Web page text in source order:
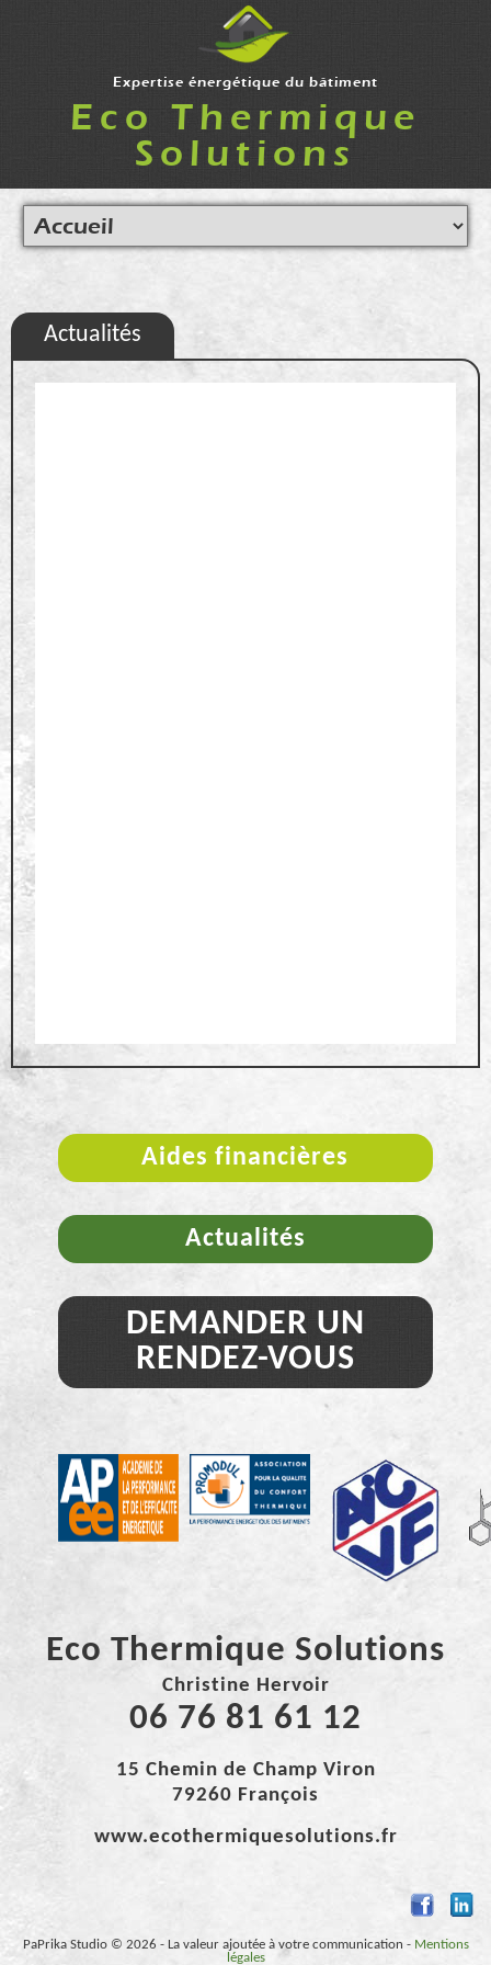
Expertise énergétique du bâtiment
Eco Thermique
Solutions
Actualités
Aides financières
Actualités
DEMANDER UN
RENDEZ-VOUS
Eco Thermique Solutions
Christine Hervoir
06 76 81 61 12
15 Chemin de Champ Viron
79260 François
www.ecothermiquesolutions.fr
PaPrika Studio © 2026 - La valeur ajoutée à votre communication - Mentions
légales